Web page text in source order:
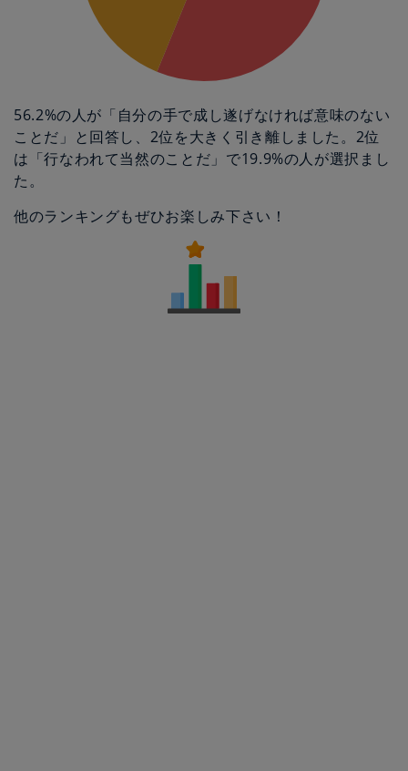
56.2%の人が「自分の手で成し遂げなければ意味のない
ことだ」と回答し、2位を大きく引き離しました。2位
は「行なわれて当然のことだ」で19.9%の人が選択まし
た。
他のランキングもぜひお楽しみ下さい！